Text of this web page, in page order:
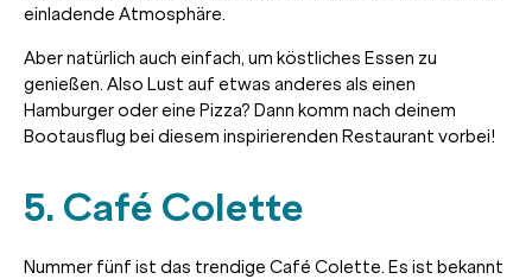
einladende Atmosphäre.
Aber natürlich auch einfach, um köstliches Essen zu
genießen. Also Lust auf etwas anderes als einen
Hamburger oder eine Pizza? Dann komm nach deinem
Bootausflug bei diesem inspirierenden Restaurant vorbei!
5. Café Colette
Nummer fünf ist das trendige Café Colette. Es ist bekannt